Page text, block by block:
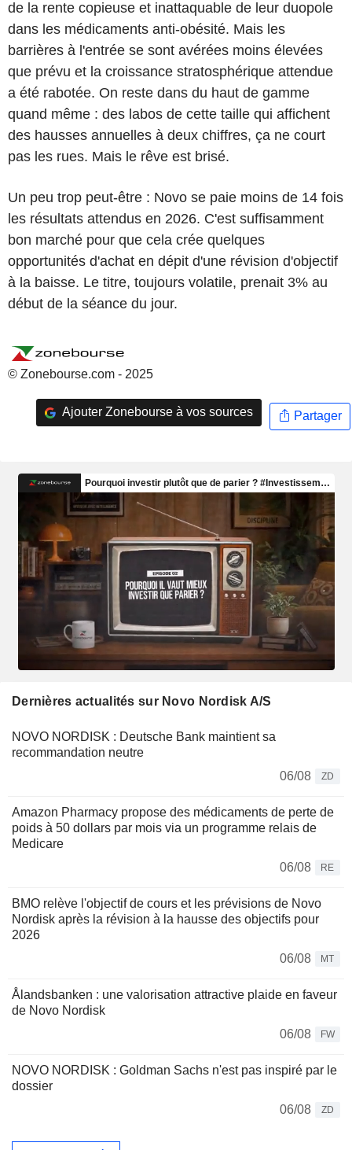
de la rente copieuse et inattaquable de leur duopole
dans les médicaments anti-obésité. Mais les
barrières à l'entrée se sont avérées moins élevées
que prévu et la croissance stratosphérique attendue
a été rabotée. On reste dans du haut de gamme
quand même : des labos de cette taille qui affichent
des hausses annuelles à deux chiffres, ça ne court
pas les rues. Mais le rêve est brisé.
Un peu trop peut-être : Novo se paie moins de 14 fois
les résultats attendus en 2026. C'est suffisamment
bon marché pour que cela crée quelques
opportunités d'achat en dépit d'une révision d'objectif
à la baisse. Le titre, toujours volatile, prenait 3% au
début de la séance du jour.
© Zonebourse.com - 2025
Ajouter Zonebourse à vos sources Partager
Dernières actualités sur Novo Nordisk A/S
NOVO NORDISK : Deutsche Bank maintient sa
recommandation neutre
06/08
ZD
Amazon Pharmacy propose des médicaments de perte de
poids à 50 dollars par mois via un programme relais de
Medicare
06/08
RE
BMO relève l'objectif de cours et les prévisions de Novo
Nordisk après la révision à la hausse des objectifs pour
2026
06/08
MT
Ålandsbanken : une valorisation attractive plaide en faveur
de Novo Nordisk
06/08
FW
NOVO NORDISK : Goldman Sachs n'est pas inspiré par le
dossier
06/08
ZD